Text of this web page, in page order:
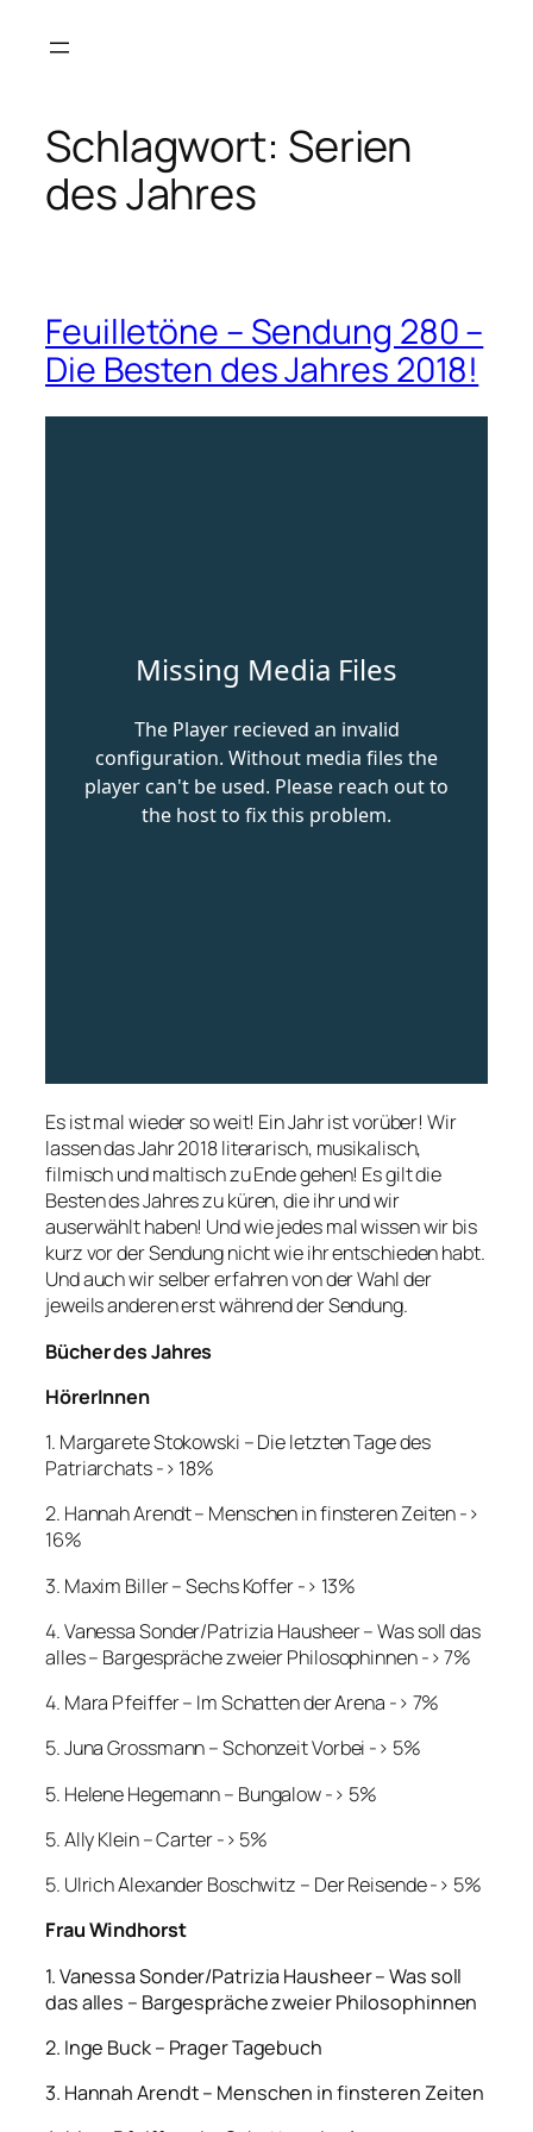
Inhalt
Schlagwort: Serien
des Jahres
Feuilletöne – Sendung 280 –
Die Besten des Jahres 2018!
Es ist mal wieder so weit! Ein Jahr ist vorüber! Wir
lassen das Jahr 2018 literarisch, musikalisch,
filmisch und maltisch zu Ende gehen! Es gilt die
Besten des Jahres zu küren, die ihr und wir
auserwählt haben! Und wie jedes mal wissen wir bis
kurz vor der Sendung nicht wie ihr entschieden habt.
Und auch wir selber erfahren von der Wahl der
jeweils anderen erst während der Sendung.
Bücher des Jahres
HörerInnen
1. Margarete Stokowski – Die letzten Tage des
Patriarchats -> 18%
2. Hannah Arendt – Menschen in finsteren Zeiten ->
16%
3. Maxim Biller – Sechs Koffer -> 13%
4. Vanessa Sonder/Patrizia Hausheer – Was soll das
alles – Bargespräche zweier Philosophinnen -> 7%
4. Mara Pfeiffer – Im Schatten der Arena -> 7%
5. Juna Grossmann – Schonzeit Vorbei -> 5%
5. Helene Hegemann – Bungalow -> 5%
5. Ally Klein – Carter -> 5%
5. Ulrich Alexander Boschwitz – Der Reisende -> 5%
Frau Windhorst
1. Vanessa Sonder/Patrizia Hausheer – Was soll
das alles – Bargespräche zweier Philosophinnen
2. Inge Buck – Prager Tagebuch
3. Hannah Arendt – Menschen in finsteren Zeiten